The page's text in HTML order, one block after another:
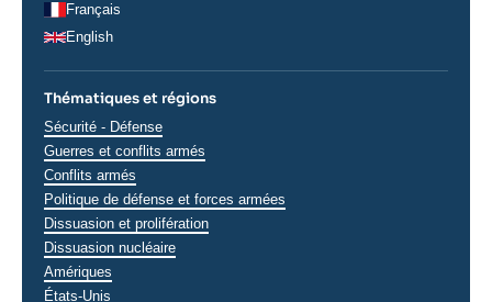
Français
English
Thématiques et régions
Thématiques
analyses
Sécurité - Défense
Guerres et conflits armés
Conflits armés
Politique de défense et forces armées
Dissuasion et prolifération
Dissuasion nucléaire
Régions
Amériques
États-Unis